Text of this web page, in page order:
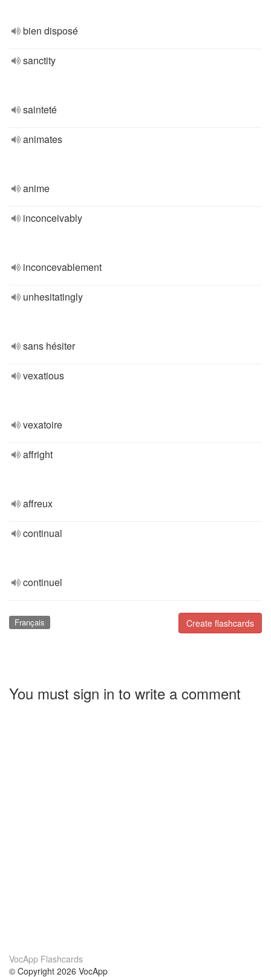
bien disposé
sanctity
sainteté
animates
anime
inconceivably
inconcevablement
unhesitatingly
sans hésiter
vexatious
vexatoire
affright
affreux
continual
continuel
Create flashcards
Français
You must sign in to write a comment
VocApp Flashcards
© Copyright 2026 VocApp